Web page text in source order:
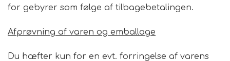
for gebyrer som følge af tilbagebetalingen.
Afprøvning af varen og emballage
Du hæfter kun for en evt. forringelse af varens